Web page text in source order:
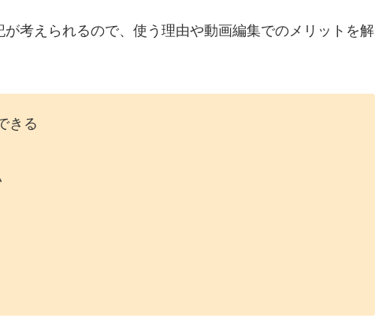
考えられるので、使う理由や動画編集でのメリットを解
きる